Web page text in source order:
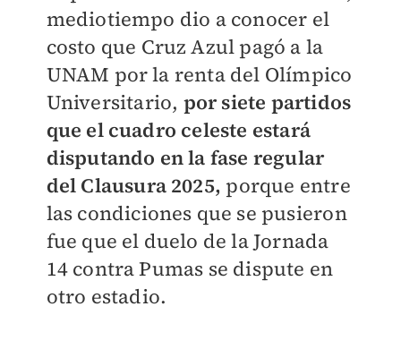
mediotiempo dio a conocer el
costo que Cruz Azul pagó a la
UNAM por la renta del Olímpico
Universitario, por siete partidos
que el cuadro celeste estará
disputando en la fase regular
del Clausura 2025, porque entre
las condiciones que se pusieron
fue que el duelo de la Jornada
14 contra Pumas se dispute en
otro estadio.